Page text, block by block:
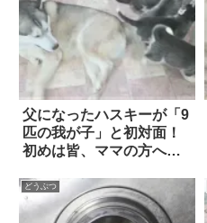
親子！！
父になったハスキーが「9
匹の我が子」と初対面！
初めは皆、ママの方へ行
頑張った結果！？
どうぶつ